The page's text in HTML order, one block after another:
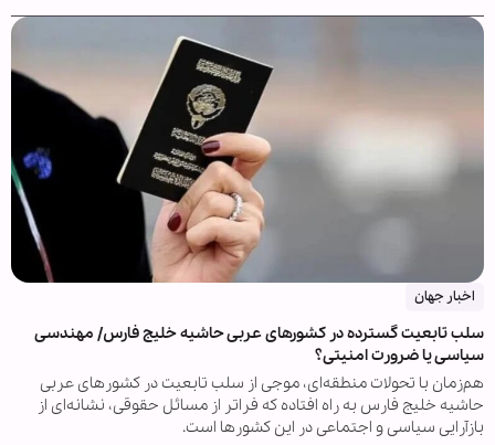
اخبار جهان
سلب تابعیت گسترده در کشورهای عربی حاشیه خلیج فارس/ مهندسی
سیاسی یا ضرورت امنیتی؟
هم‌زمان با تحولات منطقه‌ای، موجی از سلب تابعیت در کشورهای عربی
حاشیه خلیج فارس به راه افتاده که فراتر از مسائل حقوقی، نشانه‌ای از
بازآرایی سیاسی و اجتماعی در این کشورها است.